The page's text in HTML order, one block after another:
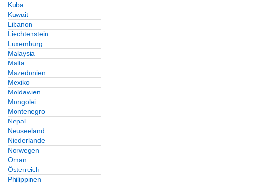
Kuba
Kuwait
Libanon
Liechtenstein
Luxemburg
Malaysia
Malta
Mazedonien
Mexiko
Moldawien
Mongolei
Montenegro
Nepal
Neuseeland
Niederlande
Norwegen
Oman
Österreich
Philippinen